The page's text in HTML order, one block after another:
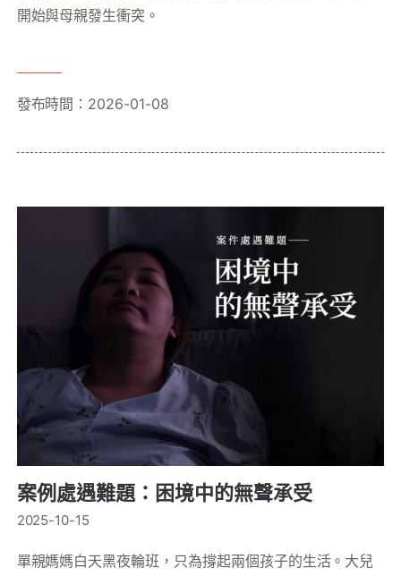
開始與母親發生衝突。
發布時間：2026-01-08
案例處遇難題：困境中的無聲承受
2025-10-15
單親媽媽白天黑夜輪班，只為撐起兩個孩子的生活。大兒